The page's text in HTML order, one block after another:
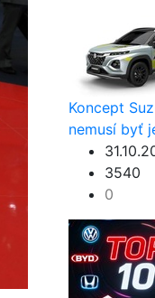
Koncept
nemusí byť
3540
0